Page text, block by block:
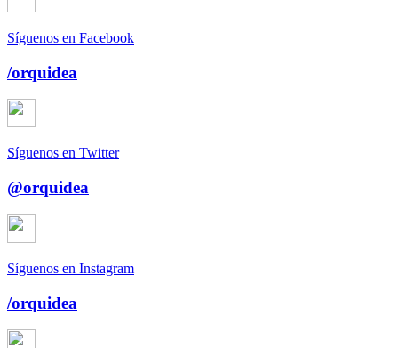
Síguenos en Facebook
/orquidea
Síguenos en Twitter
@orquidea
Síguenos en Instagram
/orquidea